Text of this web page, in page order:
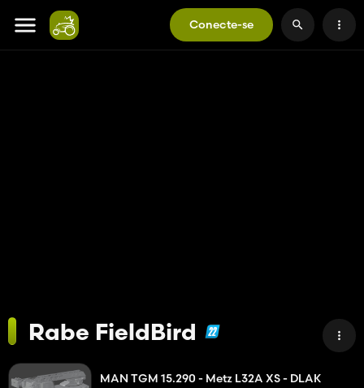
Conecte-se
Rabe FieldBird
MAN TGM 15.290 - Metz L32A XS - DLAK